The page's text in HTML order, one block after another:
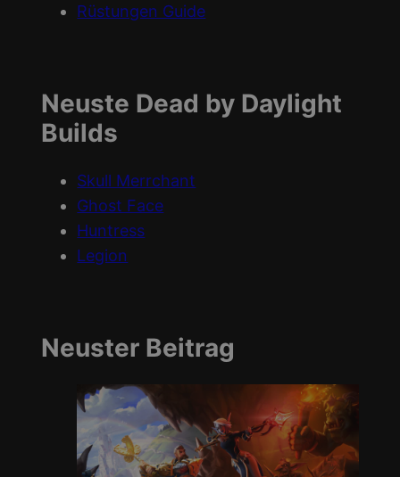
Rüstungen Guide
Neuste Dead by Daylight
Builds
Skull Merrchant
Ghost Face
Huntress
Legion
Neuster Beitrag